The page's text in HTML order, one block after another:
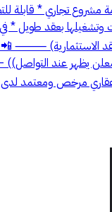
لإقامة مشروع
الاستثمارية) ⸻ 📲
التواصل)) – خدمة